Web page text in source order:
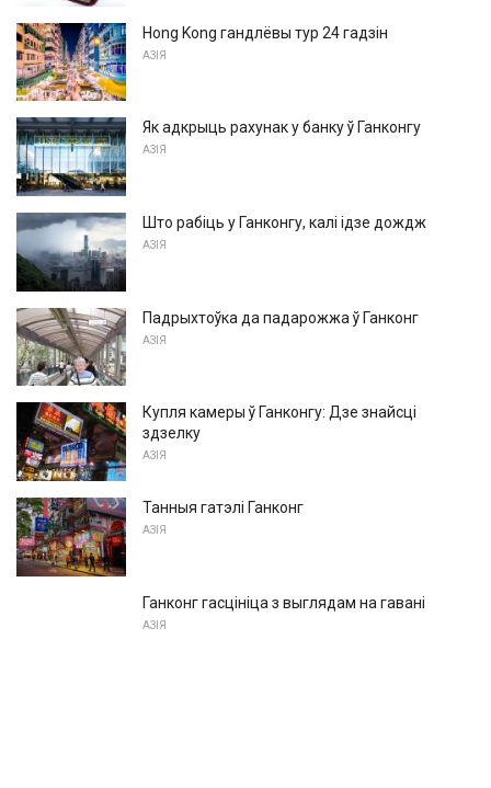
Hong Kong гандлёвы тур 24 гадзін
АЗІЯ
Як адкрыць рахунак у банку ў Ганконгу
АЗІЯ
Што рабіць у Ганконгу, калі ідзе дождж
АЗІЯ
Падрыхтоўка да падарожжа ў Ганконг
АЗІЯ
Купля камеры ў Ганконгу: Дзе знайсці
здзелку
АЗІЯ
Танныя гатэлі Ганконг
АЗІЯ
Ганконг гасцініца з выглядам на гавані
АЗІЯ